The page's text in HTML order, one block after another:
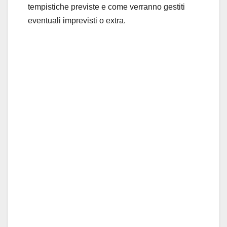
tempistiche previste e come verranno gestiti
eventuali imprevisti o extra.